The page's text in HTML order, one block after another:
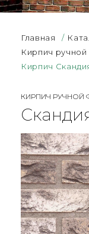
Главная /
Кирпич
Кирпич
КИРПИЧ